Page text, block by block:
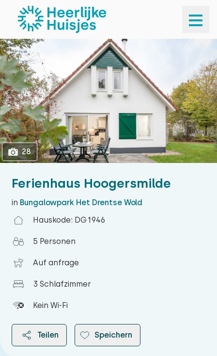
1
Ferienhaus Hoogersmilde
in Bungalowpark Het Drentse Wold
Hauskode: DG1946
5 Personen
Auf anfrage
3 Schlafzimmer
Kein Wi-Fi
Teilen Speichern
28